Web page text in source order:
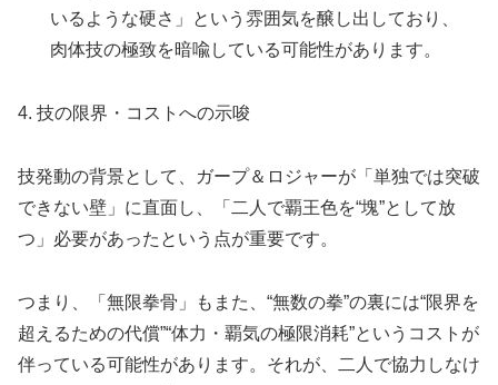
いるような硬さ」という雰囲気を醸し出しており、
肉体技の極致を暗喩している可能性があります。
4. 技の限界・コストへの示唆
技発動の背景として、ガープ＆ロジャーが「単独では突破
できない壁」に直面し、「二人で覇王色を“塊”として放
つ」必要があったという点が重要です。
つまり、「無限拳骨」もまた、“無数の拳”の裏には“限界を
超えるための代償”“体力・覇気の極限消耗”というコストが
伴っている可能性があります。それが、二人で協力しなけ